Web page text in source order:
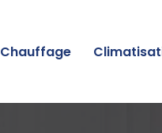
Chauffage